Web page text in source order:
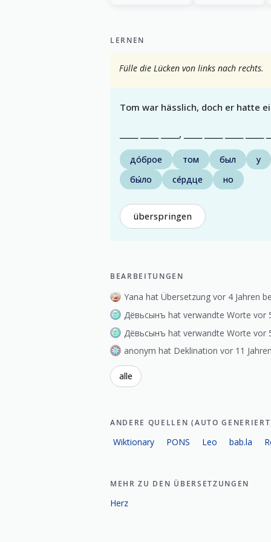
LERNEN
Fülle die Lücken von links nach rechts.
Tom war hässlich, doch er hatte
_____ _____ _____, _____ _____ _____ _____
до́брое том был у
бы́ло
се́рдце но
überspringen
BEARBEITUNGEN
Yana hat Übersetzung vor 4 Jahren
Дёвьсынъ hat verwandte Worte vor
Дёвьсынъ hat verwandte Worte vor
anonym hat Deklination vor 11
alle
ANDERE QUELLEN (AUTO
Wiktionary PONS Leo bab.la
MEHR ZU DEN ÜBERSETZUNGEN
Herz